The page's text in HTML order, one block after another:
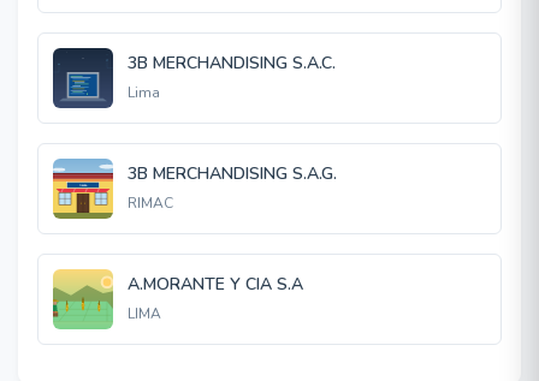
3B MERCHANDISING S.A.C.
Lima
3B MERCHANDISING S.A.G.
RIMAC
A.MORANTE Y CIA S.A
LIMA